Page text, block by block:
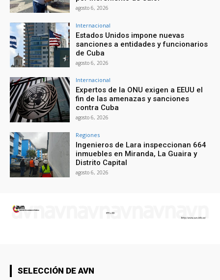
agosto 6, 2026
Internacional
Estados Unidos impone nuevas
sanciones a entidades y funcionarios
de Cuba
agosto 6, 2026
Internacional
Expertos de la ONU exigen a EEUU el
fin de las amenazas y sanciones
contra Cuba
agosto 6, 2026
Regiones
Ingenieros de Lara inspeccionan 664
inmuebles en Miranda, La Guaira y
Distrito Capital
agosto 6, 2026
SELECCIÓN DE AVN